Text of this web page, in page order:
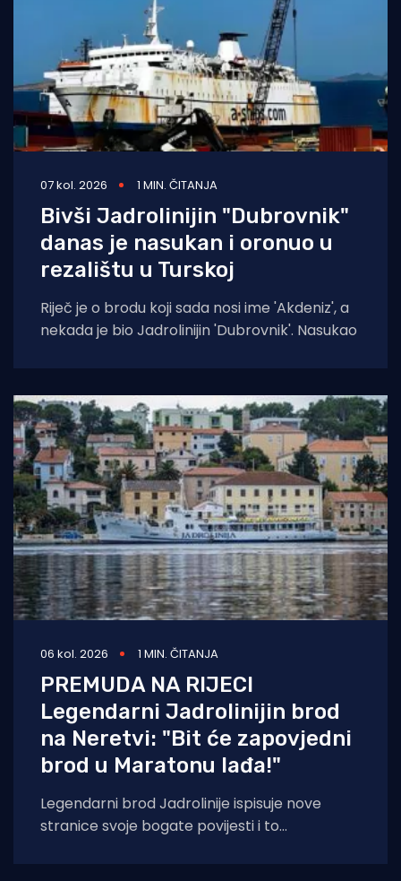
07 kol. 2026 1 MIN. ČITANJA
Bivši Jadrolinijin "Dubrovnik"
danas je nasukan i oronuo u
rezalištu u Turskoj
Riječ je o brodu koji sada nosi ime 'Akdeniz', a
nekada je bio Jadrolinijin 'Dubrovnik'. Nasukao
06 kol. 2026 1 MIN. ČITANJA
PREMUDA NA RIJECI
Legendarni Jadrolinijin brod
na Neretvi: "Bit će zapovjedni
brod u Maratonu lađa!"
Legendarni brod Jadrolinije ispisuje nove
stranice svoje bogate povijesti i to